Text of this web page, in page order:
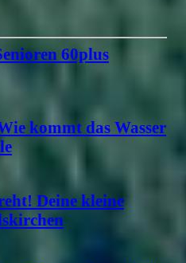
60plus
kommt das Wasser
Deine kleine